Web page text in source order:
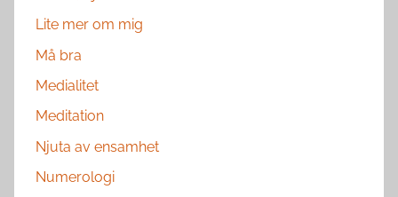
Lite mer om mig
Må bra
Medialitet
Meditation
Njuta av ensamhet
Numerologi